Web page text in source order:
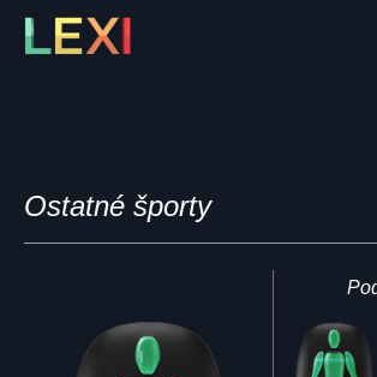
Skip
Ostatné športy